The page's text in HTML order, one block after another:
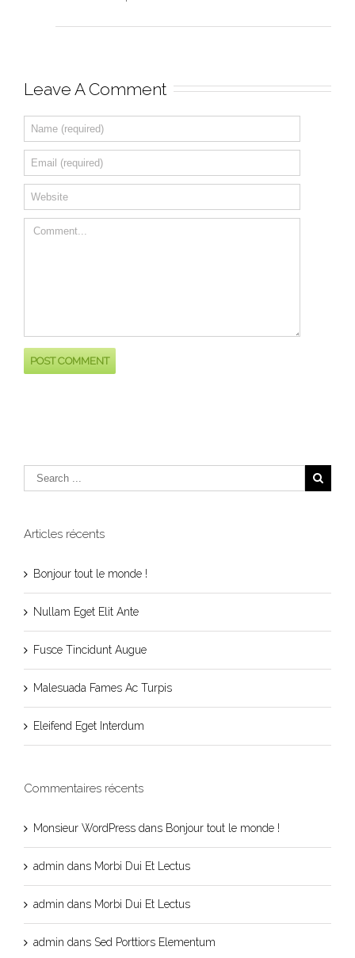
Leave A Comment
Articles récents
Bonjour tout le monde !
Nullam Eget Elit Ante
Fusce Tincidunt Augue
Malesuada Fames Ac Turpis
Eleifend Eget Interdum
Commentaires récents
Monsieur WordPress dans Bonjour tout le monde !
admin dans Morbi Dui Et Lectus
admin dans Morbi Dui Et Lectus
admin dans Sed Porttiors Elementum